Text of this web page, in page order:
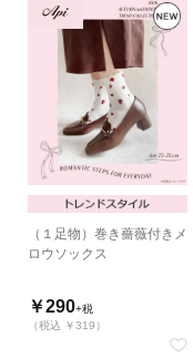
（１足物）巻き薔薇付きメ
ロウソックス
￥290+税
（税込 ￥319）